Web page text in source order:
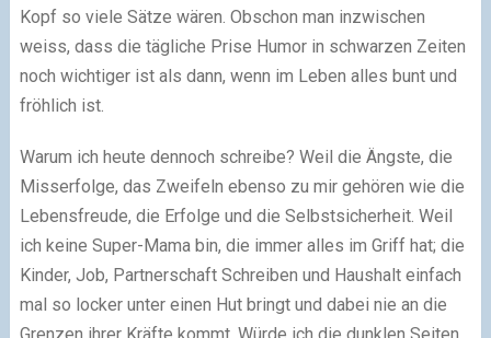
Kopf so viele Sätze wären. Obschon man inzwischen
weiss, dass die tägliche Prise Humor in schwarzen Zeiten
noch wichtiger ist als dann, wenn im Leben alles bunt und
fröhlich ist.
Warum ich heute dennoch schreibe? Weil die Ängste, die
Misserfolge, das Zweifeln ebenso zu mir gehören wie die
Lebensfreude, die Erfolge und die Selbstsicherheit. Weil
ich keine Super-Mama bin, die immer alles im Griff hat; die
Kinder, Job, Partnerschaft Schreiben und Haushalt einfach
mal so locker unter einen Hut bringt und dabei nie an die